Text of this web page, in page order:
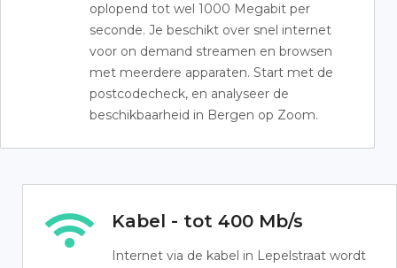
oplopend tot wel 1000 Megabit per
seconde. Je beschikt over snel internet
voor on demand streamen en browsen
met meerdere apparaten. Start met de
postcodecheck, en analyseer de
beschikbaarheid in Bergen op Zoom.
Kabel - tot 400 Mb/s
Internet via de kabel in Lepelstraat wordt